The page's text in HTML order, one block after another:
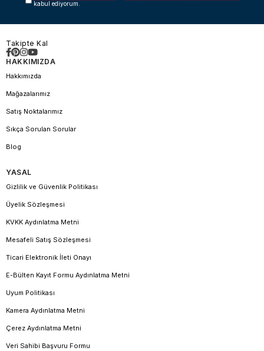
kabul ediyorum.
Takipte Kal
HAKKIMIZDA
Hakkımızda
Mağazalarımız
Satış Noktalarımız
Sıkça Sorulan Sorular
Blog
YASAL
Gizlilik ve Güvenlik Politikası
Üyelik Sözleşmesi
KVKK Aydınlatma Metni
Mesafeli Satış Sözleşmesi
Ticari Elektronik İleti Onayı
E-Bülten Kayıt Formu Aydınlatma Metni
Uyum Politikası
Kamera Aydınlatma Metni
Çerez Aydınlatma Metni
Veri Sahibi Başvuru Formu